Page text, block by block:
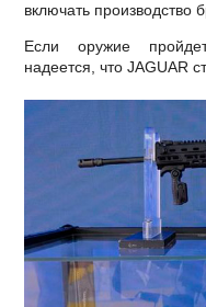
включать производство
Если оружие
надеется, что JAGUAR